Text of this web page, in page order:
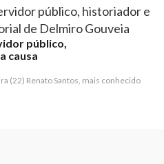
público,
causa
(22) Renato Santos, mais conhecido